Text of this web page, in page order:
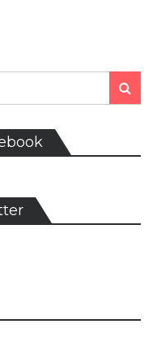
Search